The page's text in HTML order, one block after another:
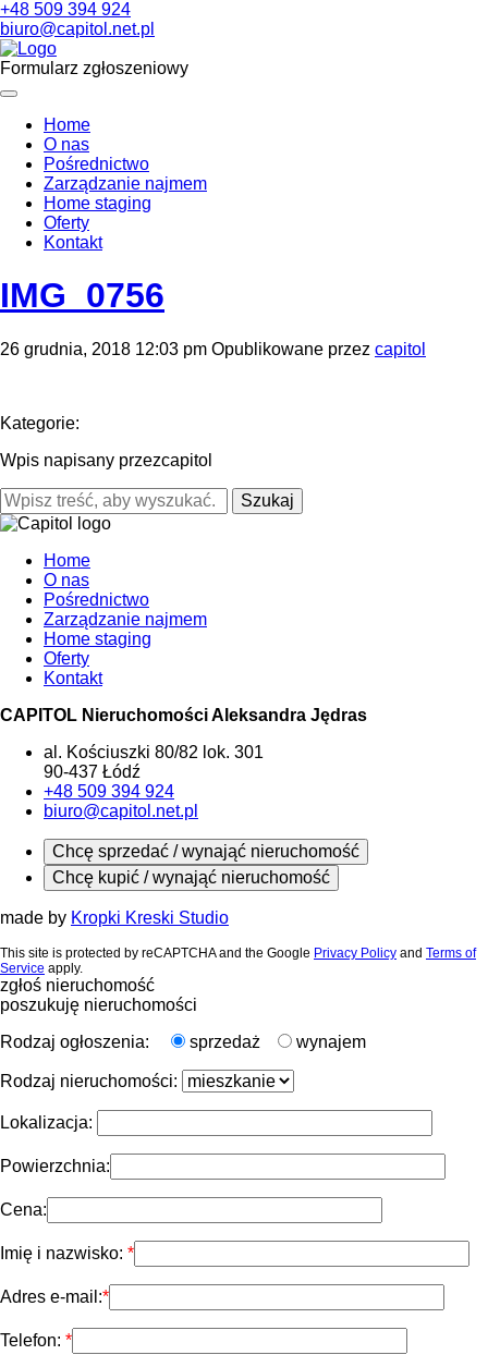
+48 509 394 924
biuro@capitol.net.pl
Formularz zgłoszeniowy
Home
O nas
Pośrednictwo
Zarządzanie najmem
Home staging
Oferty
Kontakt
IMG_0756
26 grudnia, 2018 12:03 pm Opublikowane przez capitol
Kategorie:
Wpis napisany przezcapitol
Szukaj
Home
O nas
Pośrednictwo
Zarządzanie najmem
Home staging
Oferty
Kontakt
CAPITOL Nieruchomości Aleksandra Jędras
al. Kościuszki 80/82 lok. 301
90-437 Łódź
+48 509 394 924
biuro@capitol.net.pl
Chcę sprzedać / wynająć nieruchomość
Chcę kupić / wynająć nieruchomość
made by Kropki Kreski Studio
This site is protected by reCAPTCHA and the Google Privacy Policy and Terms of
Service apply.
zgłoś nieruchomość
poszukuję nieruchomości
Rodzaj ogłoszenia:
sprzedaż wynajem
Rodzaj nieruchomości:
Lokalizacja:
Powierzchnia:
Cena:
Imię i nazwisko:
Adres e-mail:
Telefon: